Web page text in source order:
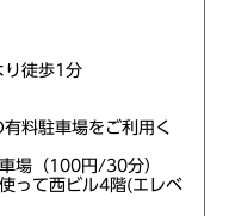
り徒歩1分
料駐車場をご利用く
場（100円/30分）
って西ビル4階(エレベ